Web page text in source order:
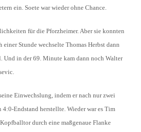
ein. Soete war wieder ohne Chance.
für die Pforzheimer. Aber sie konnten
Stunde wechselte Thomas Herbst dann
Und in der 69. Minute kam dann noch Walter
Einwechslung, indem er nach nur zwei
Endstand herstellte. Wieder war es Tim
Kopfballtor durch eine maßgenaue Flanke